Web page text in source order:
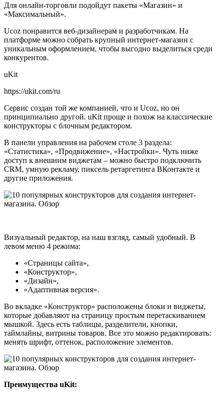
Для онлайн-торговли подойдут пакеты «Магазин» и
«Максимальный».
Ucoz понравится веб-дизайнерам и разработчикам. На
платформе можно собрать крупный интернет-магазин с
уникальным оформлением, чтобы выгодно выделиться среди
конкурентов.
uKit
https://ukit.com/ru
Сервис создан той же компанией, что и Ucoz, но он
принципиально другой. uKit проще и похож на классические
конструкторы с блочным редактором.
В панели управления на рабочем столе 3 раздела:
«Статистика», «Продвижение», «Настройки». Чуть ниже
доступ к внешним виджетам – можно быстро подключить
CRM, умную рекламу, пиксель ретаргетинга ВКонтакте и
другие приложения.
Визуальный редактор, на наш взгляд, самый удобный. В
левом меню 4 режима:
«Страницы сайта»,
«Конструктор»,
«Дизайн»,
«Адаптивная версия».
Во вкладке «Конструктор» расположены блоки и виджеты,
которые добавляют на страницу простым перетаскиванием
мышкой. Здесь есть таблицы, разделители, кнопки,
таймлайны, витрины товаров. Все это можно редактировать:
менять шрифт, оттенок, расположение элементов.
Преимущества uKit: